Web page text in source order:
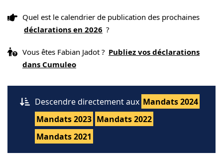
Quel est le calendrier de publication des prochaines
déclarations en 2026 ?
Vous êtes Fabian Jadot ? Publiez vos déclarations
dans Cumuleo
Descendre directement aux Mandats 2024
Mandats 2023 Mandats 2022
Mandats 2021